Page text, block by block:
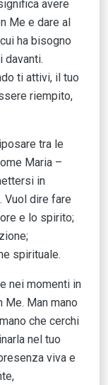
avere
Me e dare al
ha bisogno
davanti.
ti attivi, il tuo
riempito,
tra le
Maria –
in
Vuol dire fare
e lo spirito;
spirituale.
nei momenti in
Me. Man mano
che cerchi
nel tuo
viva e